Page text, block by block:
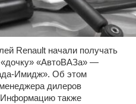
Renault начали получать
«дочку» «АвтоВАЗа» —
Имидж». Об этом
дилеров
Информацию также